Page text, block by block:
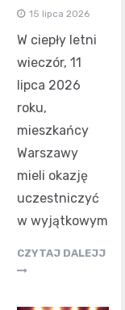
15 lipca 2026
W ciepły letni
wieczór, 11
lipca 2026
roku,
mieszkańcy
Warszawy
mieli okazję
uczestniczyć
w wyjątkowym
CZYTAJ DALEJJ